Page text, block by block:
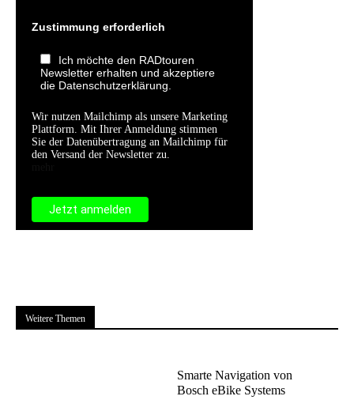
Zustimmung erforderlich
Ich möchte den RADtouren
Newsletter erhalten und akzeptiere
die Datenschutzerklärung.
Wir nutzen Mailchimp als unsere Marketing
Plattform. Mit Ihrer Anmeldung stimmen
Sie der Datenübertragung an Mailchimp für
den Versand der Newsletter zu.
Weitere Themen
Smarte Navigation von
Bosch eBike Systems